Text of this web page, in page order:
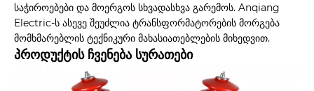
საჭიროებები და მოერგოს სხვადასხვა გარემოს. Anqiang
Electric-ს ასევე შეუძლია ტრანსფორმატორების მორგება
მომხმარებლის ტექნიკური მახასიათებლების მიხედვით.
პროდუქტის ჩვენება სურათები